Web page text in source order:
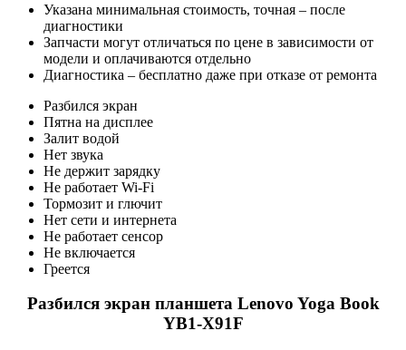
Указана минимальная стоимость, точная – после
диагностики
Запчасти могут отличаться по цене в зависимости от
модели и оплачиваются отдельно
Диагностика – бесплатно даже при отказе от ремонта
Разбился экран
Пятна на дисплее
Залит водой
Нет звука
Не держит зарядку
Не работает Wi-Fi
Тормозит и глючит
Нет сети и интернета
Не работает сенсор
Не включается
Греется
Разбился экран планшета Lenovo Yoga Book
YB1-X91F